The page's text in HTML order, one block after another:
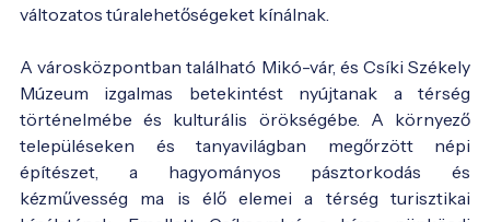
változatos túralehetőségeket kínálnak.
A városközpontban található Mikó-vár, és Csíki Székely
Múzeum izgalmas betekintést nyújtanak a térség
történelmébe és kulturális örökségébe. A környező
településeken és tanyavilágban megőrzött népi
építészet, a hagyományos pásztorkodás és
kézművesség ma is élő elemei a térség turisztikai